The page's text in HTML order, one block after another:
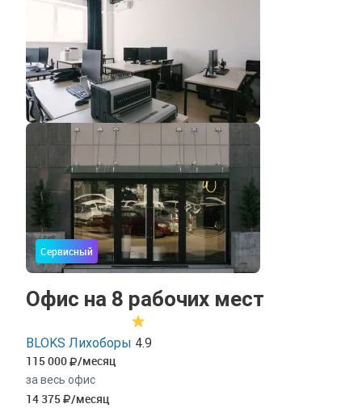
Сервисный
Офис на 8 рабочих мест
BLOKS Лихоборы 4.9
115 000 /месяц
за весь офис
14 375 /месяц